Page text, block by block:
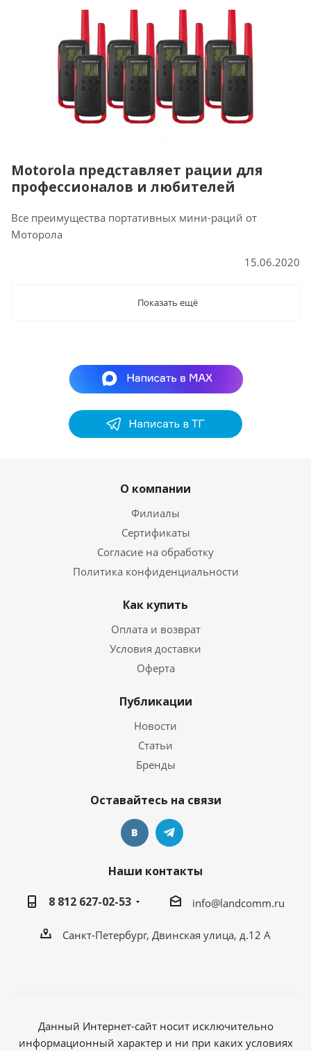
Motorola представляет рации для
профессионалов и любителей
Все преимущества портативных мини-раций от
Моторола
15.06.2020
Показать ещё
О компании
Филиалы
Сертификаты
Согласие на обработку
Политика конфиденциальности
Как купить
Оплата и возврат
Условия доставки
Оферта
Публикации
Новости
Статьи
Бренды
Оставайтесь на связи
Наши контакты
8 812 627-02-53
info@landcomm.ru
Санкт-Петербург, Двинская улица, д.12 А
Данный Интернет-сайт носит исключительно
информационный характер и ни при каких условиях